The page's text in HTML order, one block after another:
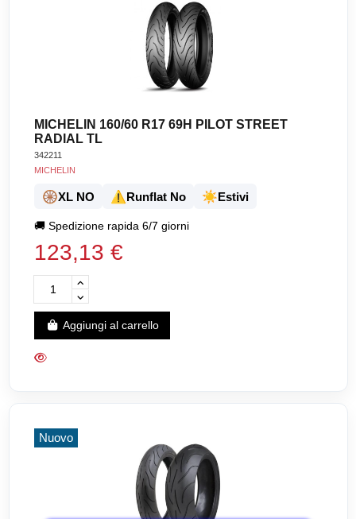
MICHELIN 160/60 R17 69H PILOT STREET
RADIAL TL
342211
MICHELIN
🛞XL NO ⚠️Runflat No ☀️Estivi
🚚Spedizione rapida 6/7 giorni
123,13 €
Aggiungi al carrello
Nuovo